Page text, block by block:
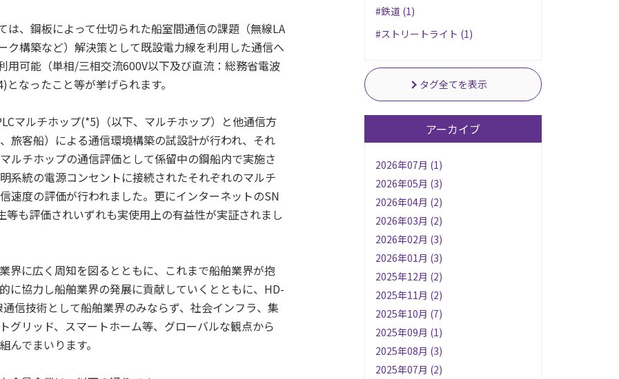
は、鋼板によって仕切られた船室間通信の課題（無線LA
構築など）解決策として既設電力線を利用した通信へ
用可能（単相/三相交流600V以下及び直流：総務省電波
なったこと等が挙げられます。
マルチホップ(*5)（以下、マルチホップ）と他通信方
旅客船）による通信環境構築の試設計が行われ、それ
ルチホップの通信評価として係留中の鋼船内で実施さ
系統の電源コンセントに接続されたそれぞれのマルチ
速度の評価が行われました。更にインターネットのSN
も評価されいずれも実使用上の有益性が実証されまし
界に広く周知を図るとともに、これまで船舶業界が抱
に協力し船舶業界の発展に貢献していくとともに、HD-
信技術として船舶業界のみならず、社会インフラ、集
グリッド、スマートホーム等、グローバルな観点から
でまいります。
#鉄道 (1)
#ストリートライト (1)
タグ全てを表示
アーカイブ
2026年07月 (1)
2026年05月 (3)
2026年04月 (2)
2026年03月 (2)
2026年02月 (3)
2026年01月 (3)
2025年12月 (2)
2025年11月 (2)
2025年10月 (7)
2025年09月 (1)
2025年08月 (3)
2025年07月 (2)